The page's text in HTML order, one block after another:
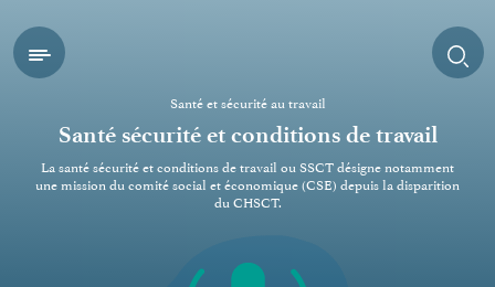
content
Santé et sécurité au travail
Santé sécurité et conditions de travail
La santé sécurité et conditions de travail ou SSCT désigne notamment
une mission du comité social et économique (CSE) depuis la disparition
du CHSCT.